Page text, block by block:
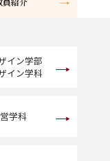
イン学部
イン学科
学科